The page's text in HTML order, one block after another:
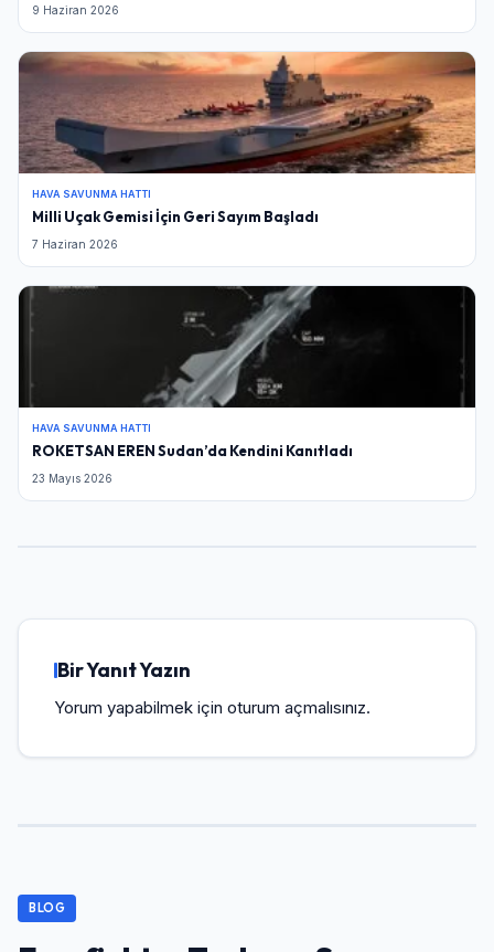
9 Haziran 2026
HAVA SAVUNMA HATTI
Milli Uçak Gemisi İçin Geri Sayım Başladı
7 Haziran 2026
HAVA SAVUNMA HATTI
ROKETSAN EREN Sudan’da Kendini Kanıtladı
23 Mayıs 2026
Bir Yanıt Yazın
Yorum yapabilmek için oturum açmalısınız.
BLOG